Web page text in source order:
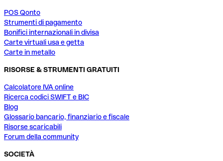
POS Qonto
Strumenti di pagamento
Bonifici internazionali in divisa
Carte virtuali usa e getta
Carte in metallo
RISORSE & STRUMENTI GRATUITI
Calcolatore IVA online
Ricerca codici SWIFT e BIC
Blog
Glossario bancario, finanziario e fiscale
Risorse scaricabili
Forum della community
SOCIETÀ